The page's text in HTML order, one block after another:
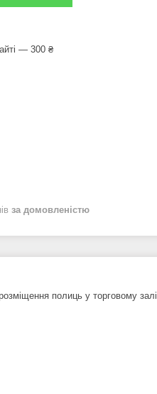
— 300 ₴
за домовленістю
полиць у торговому